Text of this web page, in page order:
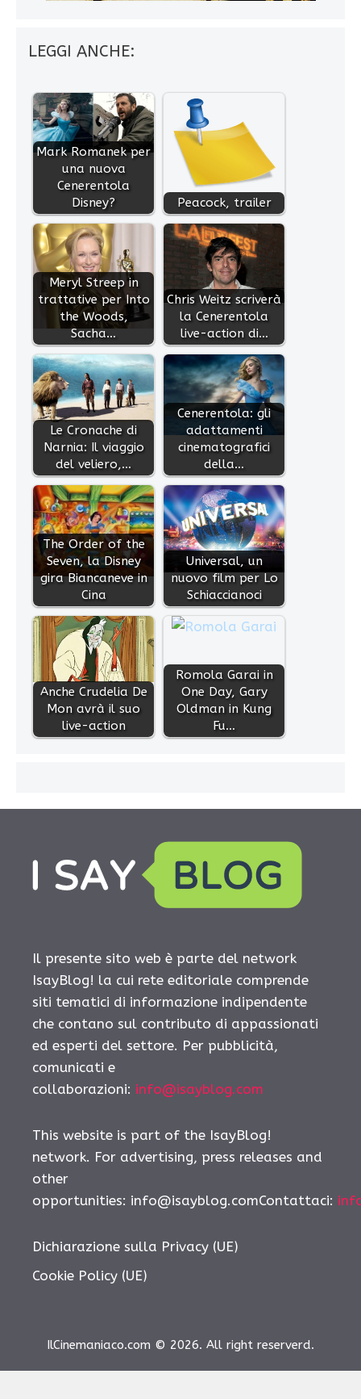
LEGGI ANCHE:
Mark Romanek per
una nuova
Cenerentola
Disney?
Peacock, trailer
Meryl Streep in
trattative per Into
the Woods,
Sacha…
Chris Weitz scriverà
la Cenerentola
live-action di…
Le Cronache di
Narnia: Il viaggio
del veliero,…
Cenerentola: gli
adattamenti
cinematografici
della…
The Order of the
Seven, la Disney
gira Biancaneve in
Cina
Universal, un
nuovo film per Lo
Schiaccianoci
Anche Crudelia De
Mon avrà il suo
live-action
Romola Garai in
One Day, Gary
Oldman in Kung
Fu…
Il presente sito web è parte del network
IsayBlog! la cui rete editoriale comprende
siti tematici di informazione indipendente
che contano sul contributo di appassionati
ed esperti del settore. Per pubblicità,
comunicati e
collaborazioni: info@isayblog.com
This website is part of the IsayBlog!
network. For advertising, press releases and
other
opportunities: info@isayblog.comContattaci:
Dichiarazione sulla Privacy (UE)
Cookie Policy (UE)
IlCinemaniaco.com © 2026. All right reserverd.